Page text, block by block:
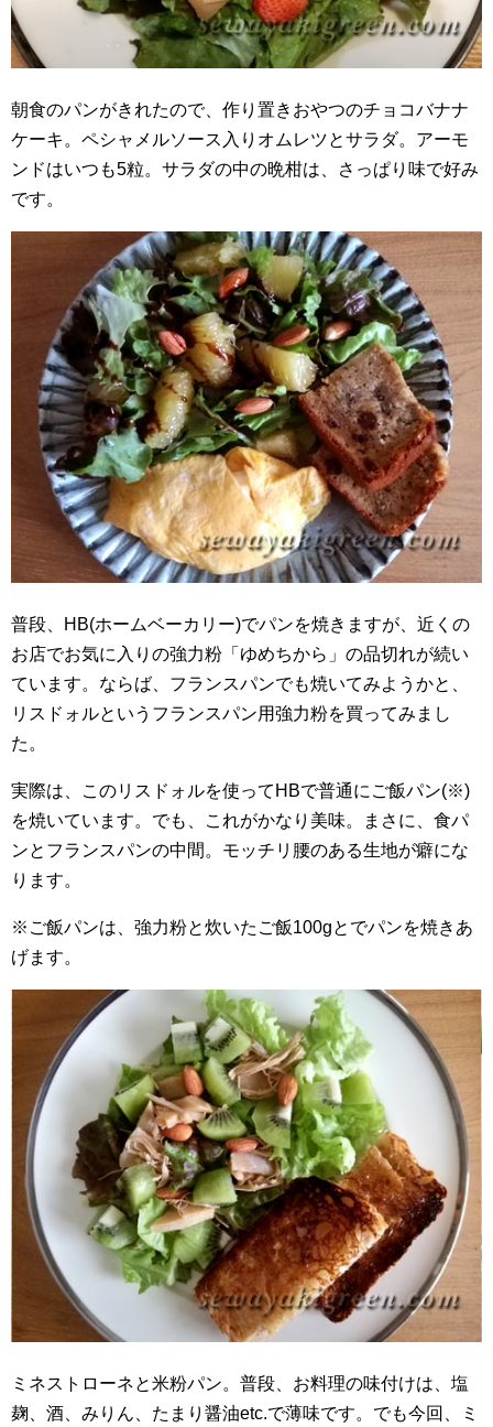
朝食のパンがきれたので、作り置きおやつのチョコバナナ
ケーキ。ペシャメルソース入りオムレツとサラダ。アーモ
ンドはいつも5粒。サラダの中の晩柑は、さっぱり味で好み
です。
普段、HB(ホームベーカリー)でパンを焼きますが、近くの
お店でお気に入りの強力粉「ゆめちから」の品切れが続い
ています。ならば、フランスパンでも焼いてみようかと、
リスドォルというフランスパン用強力粉を買ってみまし
た。
実際は、このリスドォルを使ってHBで普通にご飯パン(※)
を焼いています。でも、これがかなり美味。まさに、食パ
ンとフランスパンの中間。モッチリ腰のある生地が癖にな
ります。
※ご飯パンは、強力粉と炊いたご飯100gとでパンを焼きあ
げます。
ミネストローネと米粉パン。普段、お料理の味付けは、塩
麹、酒、みりん、たまり醤油etc.で薄味です。でも今回、ミ